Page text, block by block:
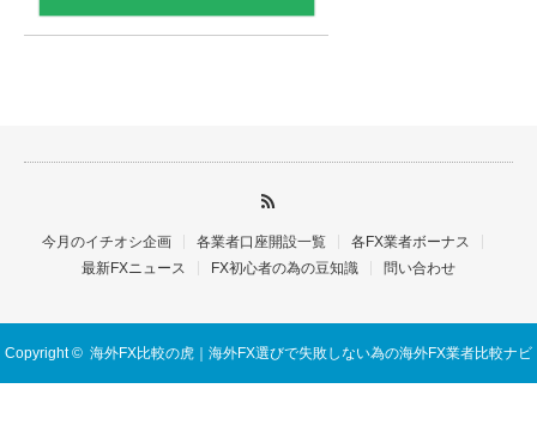
今月のイチオシ企画 各業者口座開設一覧
各FX業者ボーナス
最新FXニュース
FX初心者の為の豆知識 問い合わせ
Copyright © 海外FX比較の虎｜海外FX選びで失敗しない為の海外FX業者比較ナビ